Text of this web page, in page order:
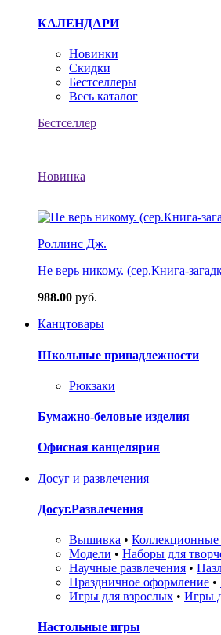
КАЛЕНДАРИ
Новинки
Скидки
Бестселлеры
Весь каталог
Бестселлер
Новинка
Роллинс Дж.
Не верь никому. (сер.Книга-
988.00 руб.
Канцтовары
Школьные принадлежности
Рюкзаки
Бумажно-беловые изделия
Офисная канцелярия
Досуг и развлечения
Досуг.Развлечения
Вышивка • Коллекционные
Модели • Наборы для
Научные развлечения •
Праздничное оформление •
Игры для взрослых • Игры
Настольные игры